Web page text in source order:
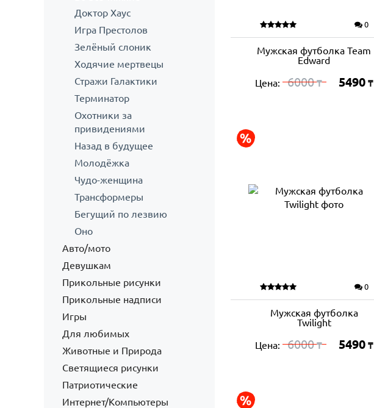
Доктор Хаус
Игра Престолов
Зелёный слоник
Ходячие мертвецы
Стражи Галактики
Терминатор
Охотники за
привидениями
Назад в будущее
Молодёжка
Чудо-женщина
Трансформеры
Бегущий по лезвию
Оно
Авто/мото
Девушкам
Прикольные рисунки
Прикольные надписи
Игры
Для любимых
Животные и Природа
Светящиеся рисунки
Патриотические
Интернет/Компьютеры
0
Мужская футболка Team
Edward
Цена: 6000₸ 5490 ₸
0
Мужская футболка
Twilight
Цена: 6000₸ 5490 ₸